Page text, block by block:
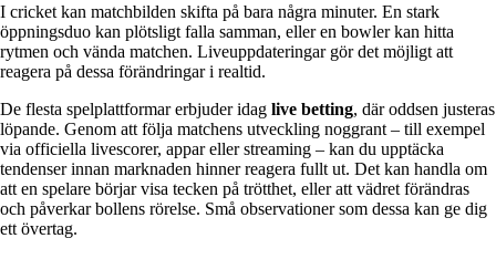
I cricket kan matchbilden skifta på bara några minuter. En stark
öppningsduo kan plötsligt falla samman, eller en bowler kan hitta
rytmen och vända matchen. Liveuppdateringar gör det möjligt att
reagera på dessa förändringar i realtid.
De flesta spelplattformar erbjuder idag live betting, där oddsen justeras
löpande. Genom att följa matchens utveckling noggrant – till exempel
via officiella livescorer, appar eller streaming – kan du upptäcka
tendenser innan marknaden hinner reagera fullt ut. Det kan handla om
att en spelare börjar visa tecken på trötthet, eller att vädret förändras
och påverkar bollens rörelse. Små observationer som dessa kan ge dig
ett övertag.